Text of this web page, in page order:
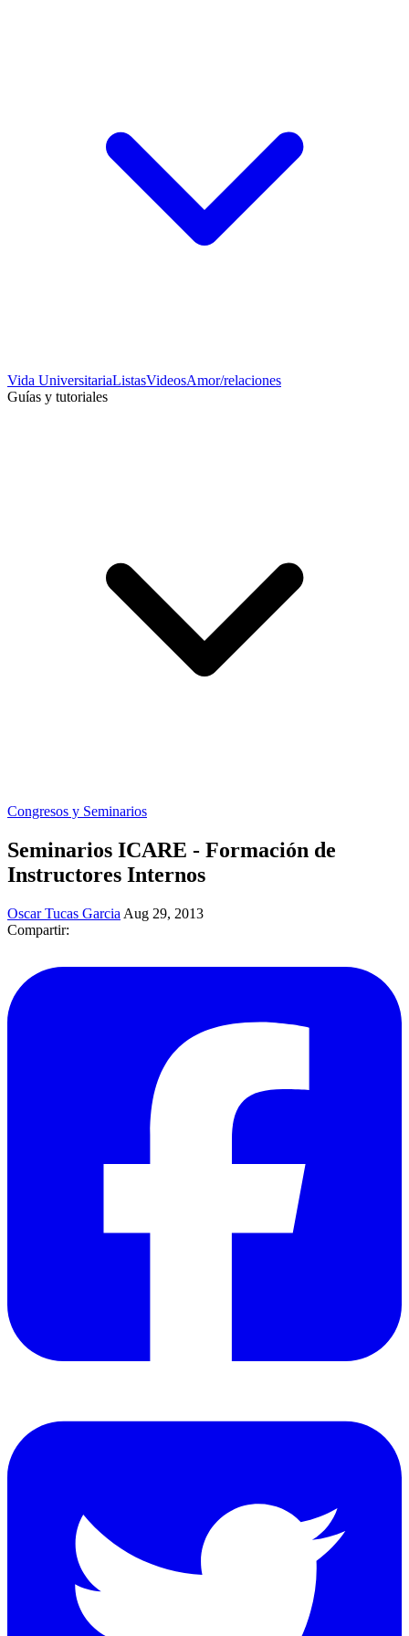
Vida UniversitariaListasVideosAmor/relaciones
Guías y tutoriales
Congresos y Seminarios
Seminarios ICARE - Formación de
Instructores Internos
Oscar Tucas Garcia Aug 29, 2013
Compartir: